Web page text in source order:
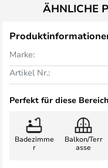
ÄHNLICHE
Marke:
Artikel Nr.:
Perfekt für diese
Badezimme
r
Balkon/Terr
asse